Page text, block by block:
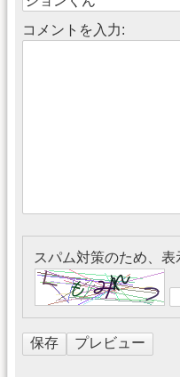
コメントを入力:
スパム対策のため、表